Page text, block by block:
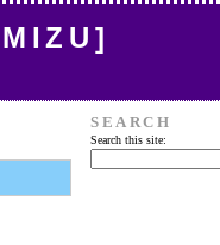
SEARCH
Search this site: